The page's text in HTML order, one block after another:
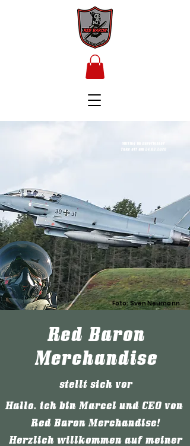
Mitflug im Eurofighter
Take off am
24.09.2020
Foto: Sven Neumann
Red Baron
Merchandise
stellt sich vor
Hallo, ich bin Marcel und CEO von
Red Baron Merchandise!
Herzlich willkommen auf meiner